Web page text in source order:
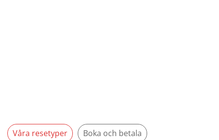
Våra resetyper Boka och betala